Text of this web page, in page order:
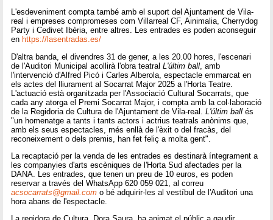
L'esdeveniment compta també amb el suport del Ajuntament de Vila-
real i empreses compromeses com Villarreal CF, Ainimalia, Cherrydog
Party i Cedivet Ibèria, entre altres. Les entrades es poden aconseguir
en https://lasentradas.es/
D'altra banda, el divendres 31 de gener, a les 20.00 hores, l'escenari
de l'Auditori Municipal acollirà l'obra teatralL'últim ball , amb
l'intervenció d'Alfred Picó i Carles Alberola, espectacle emmarcat en
els actes del lliurament al Socarrat Major 2025 a l'Horta Teatre.
L'actuació està organitzada per l'Associació Cultural Socarrats, que
cada any atorga el Premi Socarrat Major, i compta amb la col·laboració
de la Regidoria de Cultura de l'Ajuntament de Vila-real.L'últim ball és
"un homenatge a tants i tants actors i actrius teatrals anònims que,
amb els seus espectacles, més enllà de l'èxit o del fracàs, del
reconeixement o dels premis, han fet feliç a molta gent".
La recaptació per la venda de les entrades es destinarà íntegrament a
les companyies d'arts escèniques de l'Horta Sud afectades per la
DANA. Les entrades, que tenen un preu de 10 euros, es poden
reservar a través del WhatsApp 620 059 021, al correu
acsocarrats@gmail.com o bé adquirir-les al vestíbul de l'Auditori una
hora abans de l'espectacle.